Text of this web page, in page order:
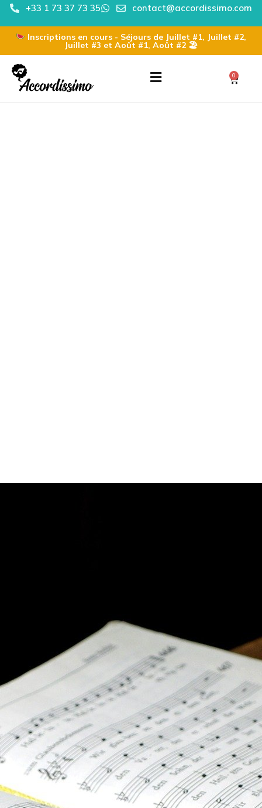
+33 1 73 37 73 35 contact@accordissimo.com
Inscriptions en cours - Séjours de Juillet #1, Juillet #2,
Juillet #3 et Août #1, Août #2 🏖
0